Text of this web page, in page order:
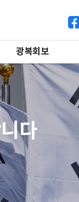
광복회보
다